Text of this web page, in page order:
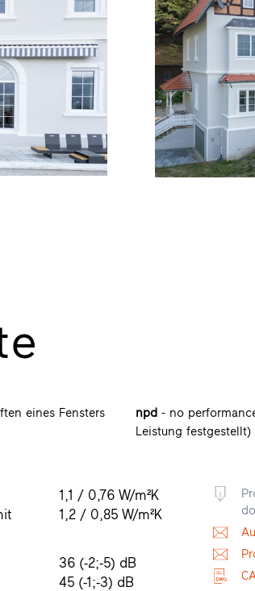
eines Fensters npd- no
Leistung festgestellt)
1,1 / 0,76 W/m²K
1,2 / 0,85 W/m²K
36 (-2;-5) dB
45 (-1;-3) dB